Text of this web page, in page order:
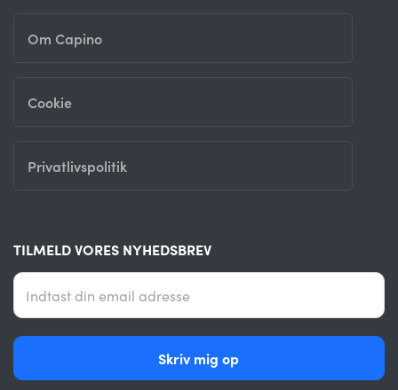
Om Capino
Cookie
Privatlivspolitik
TILMELD VORES NYHEDSBREV